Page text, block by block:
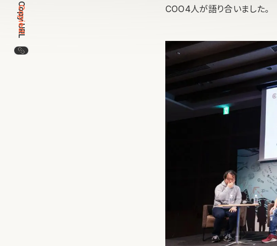
Copy URL
Copied!
この記事のURLをコピー
COO4人が語り合いました。